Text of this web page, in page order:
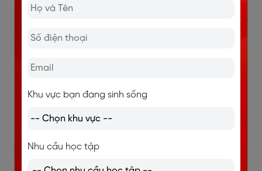
Xem thêm:
TIẾP DIỄN
Khu vực bạn đang sinh sống
Nhu cầu học tập